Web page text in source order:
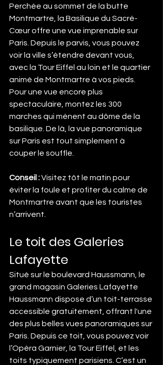
Perchée au sommet de la butte
Montmartre, la Basilique du Sacré-
Cœur offre une vue imprenable sur
Paris. Depuis le parvis, vous pouvez
voir la ville s’étendre devant vous,
avec la Tour Eiffel au loin et le quartier
animé de Montmartre à vos pieds.
Pour une vue encore plus
spectaculaire, montez les 300
marches qui mènent au dôme de la
basilique. De là, la vue panoramique
sur Paris est tout simplement à
couper le souffle.
Conseil : Visitez tôt le matin pour
éviter la foule et profiter du calme de
Montmartre avant que les touristes
n’arrivent.
Le toit des Galeries
Lafayette
Situé sur le boulevard Haussmann, le
grand magasin Galeries Lafayette
Haussmann dispose d’un toit-terrasse
accessible gratuitement, offrant l'une
des plus belles vues panoramiques sur
Paris. Depuis ce toit, vous pouvez voir
l’Opéra Garnier, la Tour Eiffel, et les
toits typiquement parisiens. C’est un